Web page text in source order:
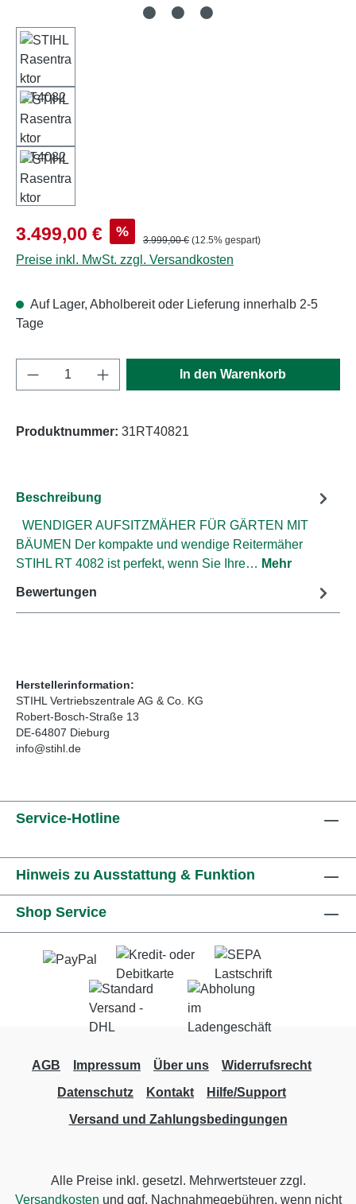
Verkaufspreis:
3.499,00 € % Regulärer Preis:
3.999,00 € (12.5% gespart)
Preise inkl. MwSt. zzgl. Versandkosten
Auf Lager, Abholbereit oder Lieferung innerhalb 2-5
Tage
Produkt Anzahl: Gib den gewünschten
In den Warenkorb
Produktnummer: 31RT40821
Beschreibung
WENDIGER AUFSITZMÄHER FÜR GÄRTEN MIT
BÄUMEN Der kompakte und wendige Reitermäher
STIHL RT 4082 ist perfekt, wenn Sie Ihre… Mehr
Bewertungen
Herstellerinformation:
STIHL Vertriebszentrale AG & Co. KG
Robert-Bosch-Straße 13
DE-64807 Dieburg
info@stihl.de
Service-Hotline
Hinweis zu Ausstattung & Funktion
Shop Service
AGB Impressum Über uns
Widerrufsrecht
Datenschutz
Kontakt
Hilfe/Support
Versand und Zahlungsbedingungen
Alle Preise inkl. gesetzl. Mehrwertsteuer zzgl.
Versandkosten und ggf. Nachnahmegebühren, wenn nicht